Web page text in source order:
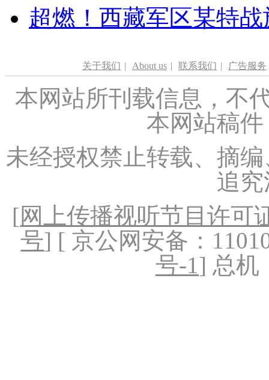
超燃！西藏军区某特
关于我们 | About us | 联系我们 | 广告服务
本网站所刊载信息，不
本网站稿
未经授权禁止转载、摘
追
[网上传播视听节目许可
号] [ 京公网安备：
号-1] 总机